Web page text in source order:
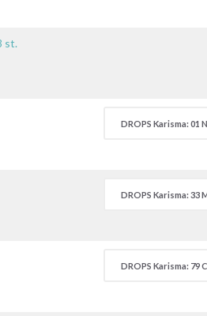
st.